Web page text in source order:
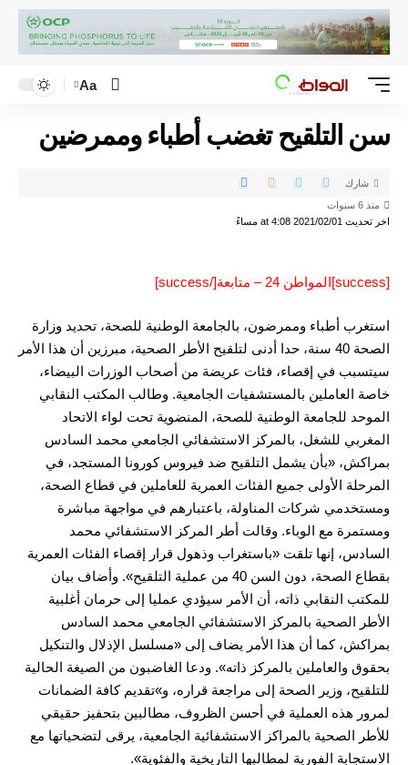
Aa
سن التلقيح تغضب أطباء وممرضين
اخر تحديث 2021/02/01 at 4:08 مساءً
منذ 6 سنوات
شارك
[success]المواطن 24 – متابعة[/success]
استغرب أطباء وممرضون، بالجامعة الوطنية للصحة، تحديد وزارة
الصحة 40 سنة، حدا أدنى لتلقيح الأطر الصحية، مبرزين أن هذا الأمر
سيتسبب في إقصاء، فئات عريضة من أصحاب الوزرات البيضاء،
خاصة العاملين بالمستشفيات الجامعية. وطالب المكتب النقابي
الموحد للجامعة الوطنية للصحة، المنضوية تحت لواء الاتحاد
المغربي للشغل، بالمركز الاستشفائي الجامعي محمد السادس
بمراكش، «بأن يشمل التلقيح ضد فيروس كورونا المستجد، في
المرحلة الأولى جميع الفئات العمرية للعاملين في قطاع الصحة،
ومستخدمي شركات المناولة، باعتبارهم في مواجهة مباشرة
ومستمرة مع الوباء. وقالت أطر المركز الاستشفائي محمد
السادس، إنها تلقت «باستغراب وذهول قرار إقصاء الفئات العمرية
بقطاع الصحة، دون السن 40 من عملية التلقيح». وأضاف بيان
للمكتب النقابي ذاته، أن الأمر سيؤدي عمليا إلى حرمان أغلبية
الأطر الصحية بالمركز الاستشفائي الجامعي محمد السادس
بمراكش، كما أن هذا الأمر يضاف إلى «مسلسل الإذلال والتنكيل
بحقوق والعاملين بالمركز ذاته». ودعا الغاضبون من الصيغة الحالية
للتلقيح، وزير الصحة إلى مراجعة قراره، و»تقديم كافة الضمانات
لمرور هذه العملية في أحسن الظروف، مطالبين بتحفيز حقيقي
للأطر الصحية بالمراكز الاستشفائية الجامعية، يرقى لتضحياتها مع
الاستجابة الفورية لمطالبها التاريخية والفئوية».